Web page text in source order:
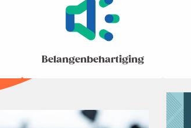
Belangenbehartiging